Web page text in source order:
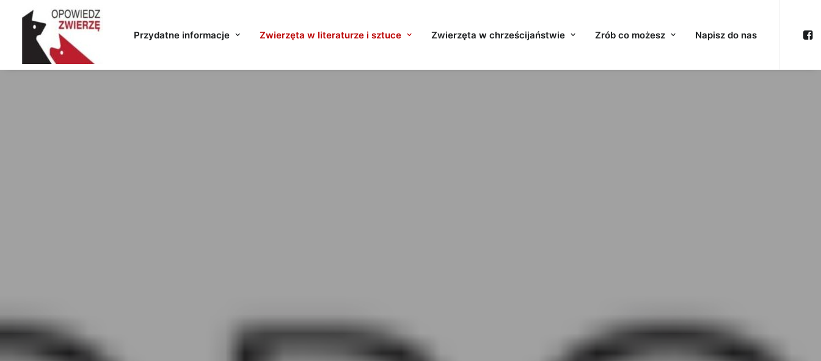
Przydatne informacje Zwierzęta w literaturze i sztuce Zwierzęta w chrześcijaństwie Zrób co możesz Napisz do nas